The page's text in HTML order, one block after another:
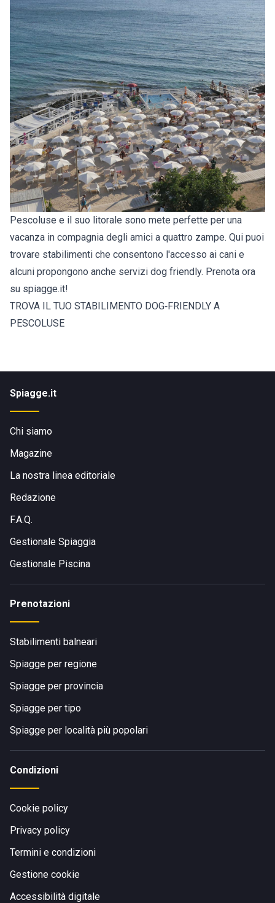
Pescoluse e il suo litorale sono mete perfette per una
vacanza in compagnia degli amici a quattro zampe. Qui puoi
trovare stabilimenti che consentono l'accesso ai cani e
alcuni propongono anche servizi dog friendly. Prenota ora
su spiagge.it!
TROVA IL TUO STABILIMENTO DOG‑FRIENDLY A
PESCOLUSE
Spiagge.it
Chi siamo
Magazine
La nostra linea editoriale
Redazione
F.A.Q.
Gestionale Spiaggia
Gestionale Piscina
Prenotazioni
Stabilimenti balneari
Spiagge per regione
Spiagge per provincia
Spiagge per tipo
Spiagge per località più popolari
Condizioni
Cookie policy
Privacy policy
Termini e condizioni
Gestione cookie
Accessibilità digitale